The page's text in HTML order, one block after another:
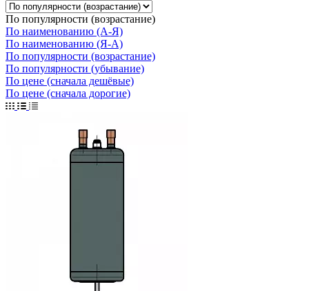
По популярности (возрастание)
По наименованию (А-Я)
По наименованию (Я-А)
По популярности (возрастание)
По популярности (убывание)
По цене (сначала дешёвые)
По цене (сначала дорогие)